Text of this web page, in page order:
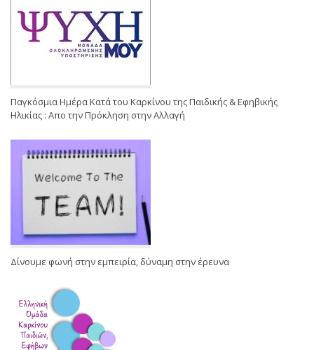
Παγκόσμια Ημέρα Κατά του Καρκίνου της Παιδικής & Εφηβικής
Ηλικίας : Απο την Πρόκληση στην Αλλαγή
Δίνουμε φωνή στην εμπειρία, δύναμη στην έρευνα